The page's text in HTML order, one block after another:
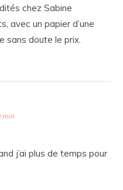
chez Sabine
avec un papier d’une
sans doute le prix.
min
j’ai plus de temps pour